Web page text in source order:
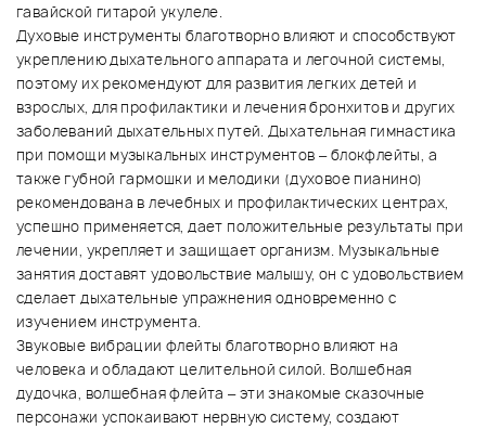
гавайской гитарой укулеле.
Духовые инструменты благотворно влияют и способствуют
укреплению дыхательного аппарата и легочной системы,
поэтому их рекомендуют для развития легких детей и
взрослых, для профилактики и лечения бронхитов и других
заболеваний дыхательных путей. Дыхательная гимнастика
при помощи музыкальных инструментов – блокфлейты, а
также губной гармошки и мелодики (духовое пианино)
рекомендована в лечебных и профилактических центрах,
успешно применяется, дает положительные результаты при
лечении, укрепляет и защищает организм. Музыкальные
занятия доставят удовольствие малышу, он с удовольствием
сделает дыхательные упражнения одновременно с
изучением инструмента.
Звуковые вибрации флейты благотворно влияют на
человека и обладают целительной силой. Волшебная
дудочка, волшебная флейта – эти знакомые сказочные
персонажи успокаивают нервную систему, создают